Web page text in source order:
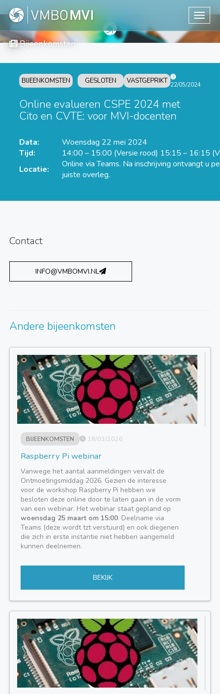
Bijeenkomsten
BIJEENKOMSTEN GESLOTEN VASTGEPRIKT 22/05/2024
Online evalueren CSPE 2024 met
Cito en CVTE: voor MVI-docenten
Data:
Woensdag 22 mei 2024
Tijd:
14:00 – 15:00 (Versie rood) 15:15 – 16:15
Locatie:
Online via Teams. Na inschrijving ontvangt u
juiste overleg.
Contact
INFO@VMBOMVI.NL
Andere bijeenkomsten
BIJEENKOMSTEN 18/03/2026
Raspberry Pi webinar
Vanwege het aantal aanmeldingen vervalt de
Ontmoetingsmiddag 2026. Gezien de interesse
voor de workshop Raspberry Pi hebben we
besloten deze online door te laten gaan in de vorm
van een webinar. Het webinar staat gepland op
woensdag 25 maart om 15:00. Deelname via
Teams (deze wordt tzt verstuurd) en ook diegenen
die zich in erste instantie niet hebben aangemeld
kunnen deelnemen.
BEKIJK